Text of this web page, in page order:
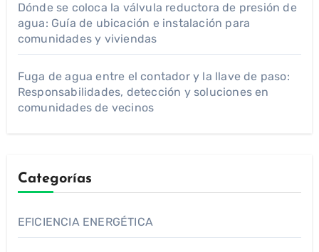
Dónde se coloca la válvula reductora de presión de
agua: Guía de ubicación e instalación para
comunidades y viviendas
Fuga de agua entre el contador y la llave de paso:
Responsabilidades, detección y soluciones en
comunidades de vecinos
Categorías
EFICIENCIA ENERGÉTICA